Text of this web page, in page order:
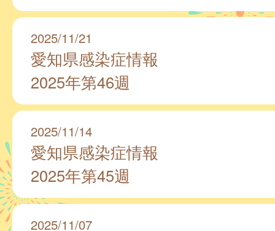
2025/11/21
愛知県感染症情報
2025年第46週
2025/11/14
愛知県感染症情報
2025年第45週
2025/11/07